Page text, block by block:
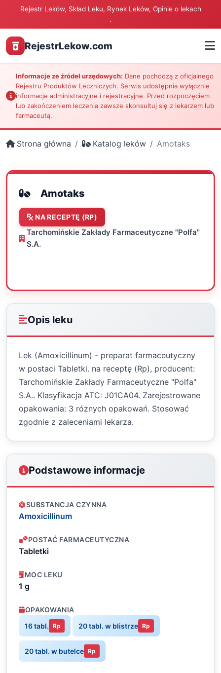
Rejestr Leków, Skład Leku, Rynek Leków, Opinie o lekach
.
RejestrLekow.com
Informacje ze źródeł urzędowych: Dane pochodzą z oficjalnego
Rejestru Produktów Leczniczych. Serwis udostępnia wyłącznie
informacje administracyjne i rejestracyjne. Przed rozpoczęciem
lub zakończeniem leczenia zawsze skonsultuj się z lekarzem lub
farmaceutą.
Strona główna Katalog leków Amotaks
Amotaks
NA RECEPTĘ (RP)
Tarchomińskie Zakłady Farmaceutyczne "Polfa"
S.A.
Opis leku
Lek (Amoxicillinum) - preparat farmaceutyczny
w postaci Tabletki. na receptę (Rp), producent:
Tarchomińskie Zakłady Farmaceutyczne "Polfa"
S.A.. Klasyfikacja ATC: J01CA04. Zarejestrowane
opakowania: 3 różnych opakowań. Stosować
zgodnie z zaleceniami lekarza.
Podstawowe informacje
SUBSTANCJA CZYNNA
Amoxicillinum
POSTAĆ FARMACEUTYCZNA
Tabletki
MOC LEKU
1 g
OPAKOWANIA
16 tabl. Rp 20 tabl. w blistrze Rp
20 tabl. w butelce Rp